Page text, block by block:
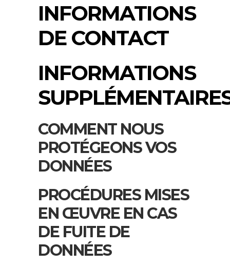
INFORMATIONS
DE CONTACT
INFORMATIONS
COMMENT NOUS
PROTÉGEONS VOS
DONNÉES
PROCÉDURES MISES
EN ŒUVRE EN CAS
DE FUITE DE
DONNÉES